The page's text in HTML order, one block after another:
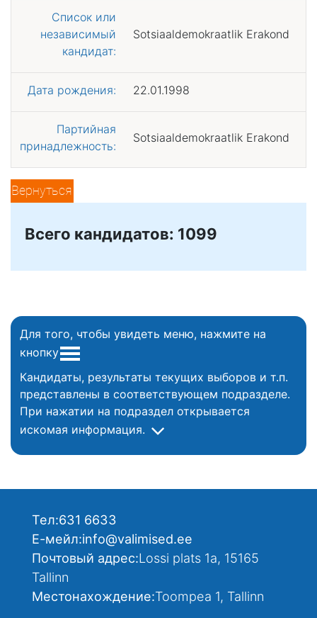
Список или
независимый
кандидат:
Sotsiaaldemokraatlik Erakond
Дата рождения: 22.01.1998
Партийная
принадлежность:
Sotsiaaldemokraatlik Erakond
Вернуться
Всего кандидатов: 1099
Для того, чтобы увидеть меню, нажмите на
кнопку
Кандидаты, результаты текущих выборов и т.п.
представлены в соответствующем подразделе.
При нажатии на подраздел открывается
искомая информация.
Тел:631 6633
Е-мейл:info@valimised.ee
Почтовый адрес:Lossi plats 1a, 15165
Tallinn
Местонахождение:Toompea 1, Tallinn